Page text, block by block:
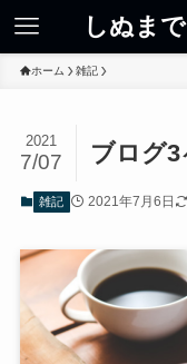
しぬま
ホーム 雑記
ブログ3
2021
7/07
雑記 2021年7月6日